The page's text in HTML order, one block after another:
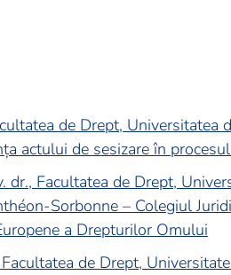
de Drept, Universitatea
actului de sesizare în
dr., Facultatea de Drept,
Sorbonne – Colegiul
a Drepturilor Omului
de Drept,